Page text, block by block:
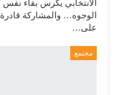
الانتخابي يكرس بقاء نفس
الوجوه… والمشاركة قادرة
على…
مجتمع